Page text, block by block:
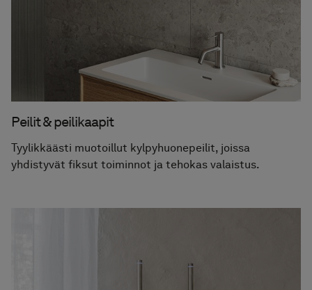
Peilit & peilikaapit
Tyylikkäästi muotoillut kylpyhuonepeilit, joissa
yhdistyvät fiksut toiminnot ja tehokas valaistus.